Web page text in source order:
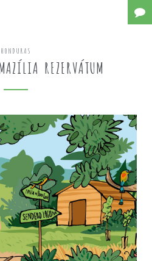
HONDURAS
REZERVÁTUM